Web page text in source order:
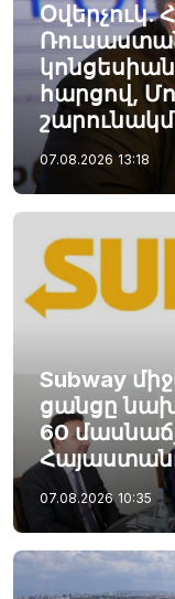
Օվերչուկ.
հարցով,
07.08.2026 13:18
Subway
ցանցը
60
07.08.2026 10:35